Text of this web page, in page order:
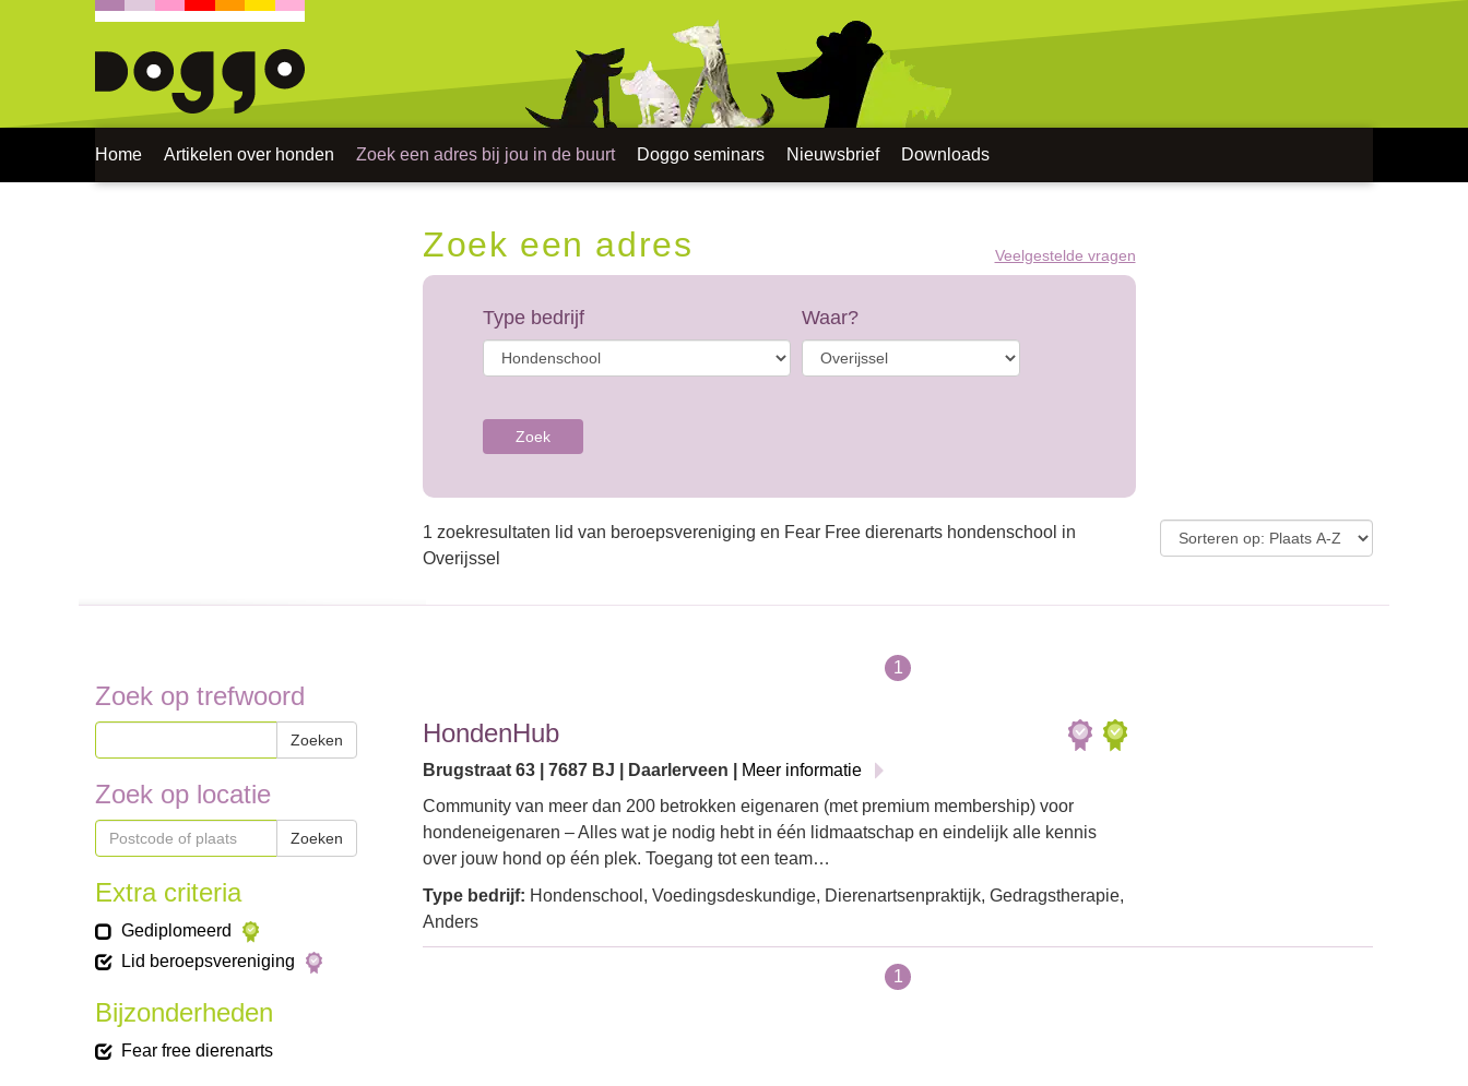
Home Artikelen over honden Zoek een adres bij jou in de buurt Doggo seminars Nieuwsbrief Downloads
Zoek een adres Veelgestelde vragen
Type bedrijf Waar?
Zoek
1 zoekresultaten lid van beroepsvereniging en Fear Free dierenarts hondenschool in
Overijssel
Zoek op trefwoord
Zoeken
Zoek op locatie
Zoeken
Extra criteria
Gediplomeerd
Lid beroepsvereniging
Bijzonderheden
Fear free dierenarts
1
HondenHub
Brugstraat 63 | 7687 BJ | Daarlerveen |
Meer informatie
Community van meer dan 200 betrokken eigenaren (met premium membership) voor
hondeneigenaren – Alles wat je nodig hebt in één lidmaatschap en eindelijk alle kennis
over jouw hond op één plek. Toegang tot een team…
Type bedrijf: Hondenschool, Voedingsdeskundige, Dierenartsenpraktijk, Gedragstherapie,
Anders
1